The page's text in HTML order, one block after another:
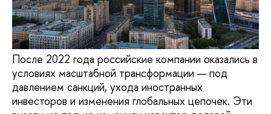
После 2022 года российские компании оказались в
условиях масштабной трансформации — под
давлением санкций, ухода иностранных
инвесторов и изменения глобальных цепочек. Эти